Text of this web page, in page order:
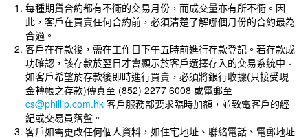
每種期貨合約都有不衕的交易月份，而成交量亦有所不衕。因
此，客戶在買賣任何合約前，必須清楚了解哪個月份的合約最為
合適。
客戶在存款後，需在工作日下午五時前進行存款登記。若存款成
功確認，該存款於翌日才會顯示於客戶選擇存入的交易系統中。
如客戶希望於存款後即時進行買賣，必須將銀行收據(只接受現
金轉帳之存款)傳真至 (852) 2277 6008 或電郵至
cs@phillip.com.hk 客戶服務部要求臨時加額，並致電客戶的經
紀或交易員落盤。
客戶如需更改任何個人資料，如住宅地址、聯絡電話、電郵地址